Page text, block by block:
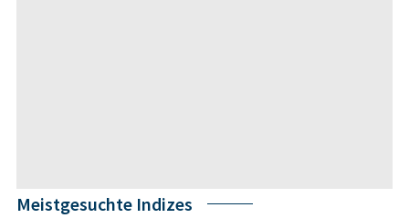
Meistgesuchte Indizes